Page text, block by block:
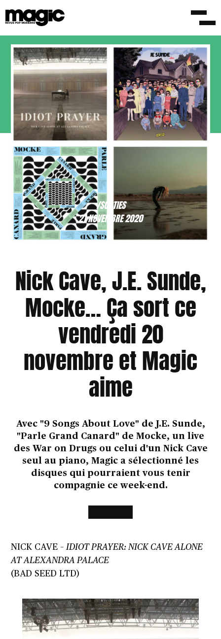
/SORTIES
21 NOVEMBRE 2020
Nick Cave, J.E. Sunde,
Mocke… Ça sort ce
vendredi 20
novembre et Magic
aime
Avec "9 Songs About Love" de J.E. Sunde,
"Parle Grand Canard" de Mocke, un live
des War on Drugs ou celui d'un Nick Cave
seul au piano, Magic a sélectionné les
disques qui pourraient vous tenir
compagnie ce week-end.
NICK CAVE –IDIOT PRAYER: NICK CAVE ALONE
AT ALEXANDRA PALACE
(BAD SEED LTD)